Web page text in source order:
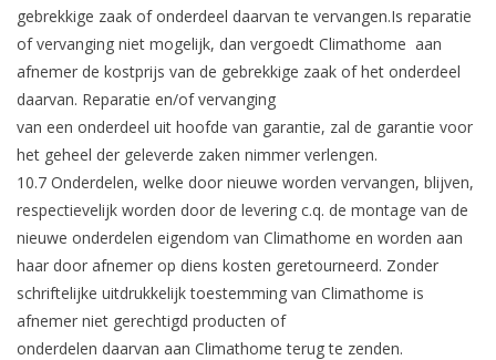
gebrekkige zaak of onderdeel daarvan te vervangen.Is reparatie
of vervanging niet mogelijk, dan vergoedt Climathome aan
afnemer de kostprijs van de gebrekkige zaak of het onderdeel
daarvan. Reparatie en/of vervanging
van een onderdeel uit hoofde van garantie, zal de garantie voor
het geheel der geleverde zaken nimmer verlengen.
10.7 Onderdelen, welke door nieuwe worden vervangen, blijven,
respectievelijk worden door de levering c.q. de montage van de
nieuwe onderdelen eigendom van Climathome en worden aan
haar door afnemer op diens kosten geretourneerd. Zonder
schriftelijke uitdrukkelijk toestemming van Climathome is
afnemer niet gerechtigd producten of
onderdelen daarvan aan Climathome terug te zenden.